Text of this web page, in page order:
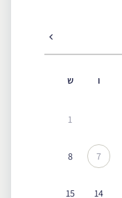
ו ש
1
7
8
14
15